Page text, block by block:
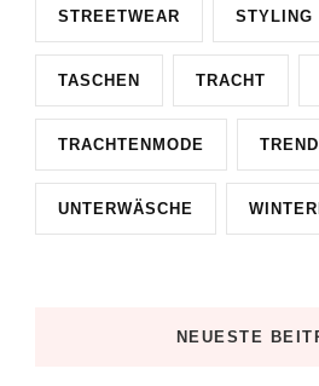
STREETWEAR STYLING
TASCHEN TRACHT
TRACHTENMODE
UNTERWÄSCHE
NEUESTE